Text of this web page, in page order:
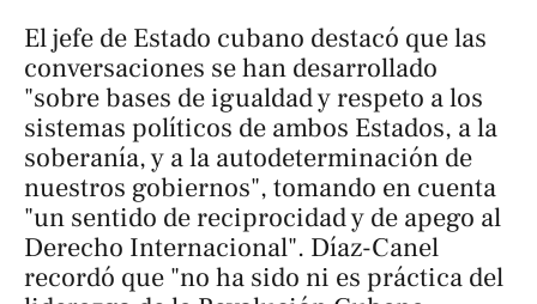
El jefe de Estado cubano destacó que las
conversaciones se han desarrollado
"sobre bases de igualdad y respeto a los
sistemas políticos de ambos Estados, a la
soberanía, y a la autodeterminación de
nuestros gobiernos", tomando en cuenta
"un sentido de reciprocidad y de apego al
Derecho Internacional". Díaz-Canel
recordó que "no ha sido ni es práctica del